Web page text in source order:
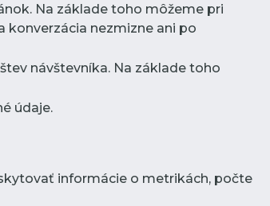
Na základe toho môžeme pri
nezmizne ani po
návštevníka. Na základe toho
údaje.
informácie o metrikách, počte